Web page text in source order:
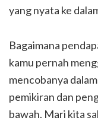
yang nyata ke
Bagaimana
kamu pernah
mencobanya
pemikiran dan
bawah. Mari kita